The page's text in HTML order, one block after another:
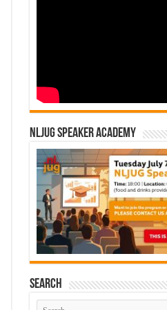
NLJUG Speaker Academy
Search